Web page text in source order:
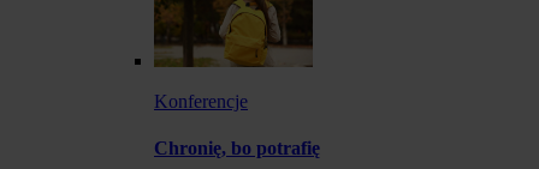
Konferencje
Chronię, bo potrafię